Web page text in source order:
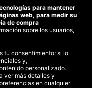
|Política de cookies
para mantener
web, para medir su
de compra
sobre los usuarios,
tu consentimiento; si lo
y,
personalizado.
ver más detalles y
en cualquier